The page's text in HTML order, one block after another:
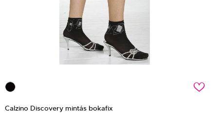
c
Calzino Discovery mintás bokafix